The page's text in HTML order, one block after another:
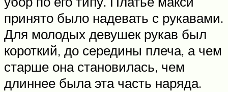
принято было надевать с рукавами.
Для молодых девушек рукав был
короткий, до середины плеча, а чем
старше она становилась, чем
длиннее была эта часть наряда.